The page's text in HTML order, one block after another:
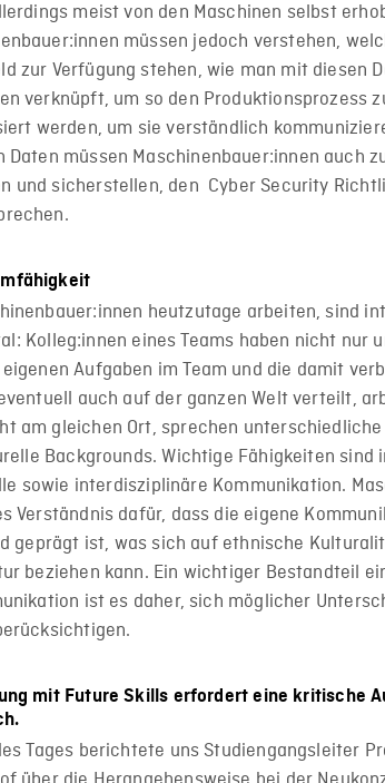
meist von den Maschinen selbst
müssen jedoch verstehen,
zur Verfügung stehen, wie man mit diesen
verknüpft, um so den Produktionsprozess
werden, um sie verständlich
Daten müssen Maschinenbauer:innen auch
und sicherstellen, den Cyber Security
heutzutage arbeiten, sind
Kolleg:innen eines Teams haben nicht nur
Aufgaben im Team und die damit
auch auf der ganzen Welt verteilt,
am gleichen Ort, sprechen
Backgrounds. Wichtige Fähigkeiten sind
sowie interdisziplinäre Kommunikation.
Verständnis dafür, dass die eigene
geprägt ist, was sich auf ethnische
beziehen kann. Ein wichtiger Bestandteil
ist es daher, sich möglicher
mit Future Skills erfordert eine kritische
Tages berichtete uns Studiengangsleiter